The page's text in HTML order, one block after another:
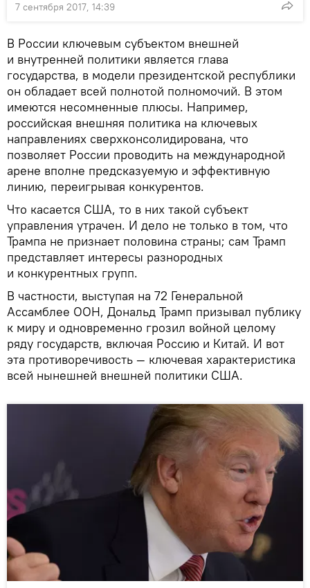
7 сентября 2017, 14:39
В России ключевым субъектом внешней
и внутренней политики является глава
государства, в модели президентской республики
он обладает всей полнотой полномочий. В этом
имеются несомненные плюсы. Например,
российская внешняя политика на ключевых
направлениях сверхконсолидирована, что
позволяет России проводить на международной
арене вполне предсказуемую и эффективную
линию, переигрывая конкурентов.
Что касается США, то в них такой субъект
управления утрачен. И дело не только в том, что
Трампа не признает половина страны; сам Трамп
представляет интересы разнородных
и конкурентных групп.
В частности, выступая на 72 Генеральной
Ассамблее ООН, Дональд Трамп призывал публику
к миру и одновременно грозил войной целому
ряду государств, включая Россию и Китай. И вот
эта противоречивость — ключевая характеристика
всей нынешней внешней политики США.